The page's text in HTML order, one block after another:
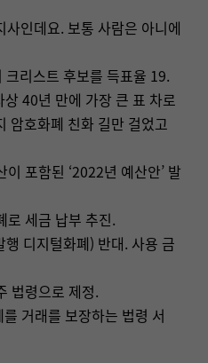
인데요. 보통 사람은 아니에
리스트 후보를 득표율 19.
40년 만에 가장 큰 표 차로
암호화폐 친화 길만 걸었고
포함된 ‘2022년 예산안’ 발
세금 납부 추진.
디지털화폐) 반대. 사용 금
법령으로 제정.
거래를 보장하는 법령 서